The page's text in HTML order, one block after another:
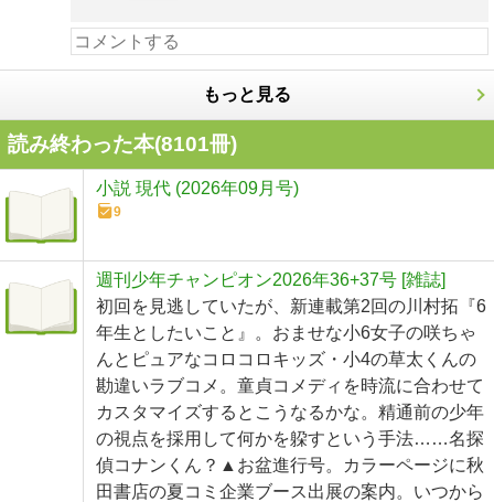
もっと見る
読み終わった本(8101冊)
小説 現代 (2026年09月号)
9
週刊少年チャンピオン2026年36+37号 [雑誌]
初回を見逃していたが、新連載第2回の川村拓『6
年生としたいこと』。おませな小6女子の咲ちゃ
んとピュアなコロコロキッズ・小4の草太くんの
勘違いラブコメ。童貞コメディを時流に合わせて
カスタマイズするとこうなるかな。精通前の少年
の視点を採用して何かを躱すという手法……名探
偵コナンくん？▲お盆進行号。カラーページに秋
田書店の夏コミ企業ブース出展の案内。いつから